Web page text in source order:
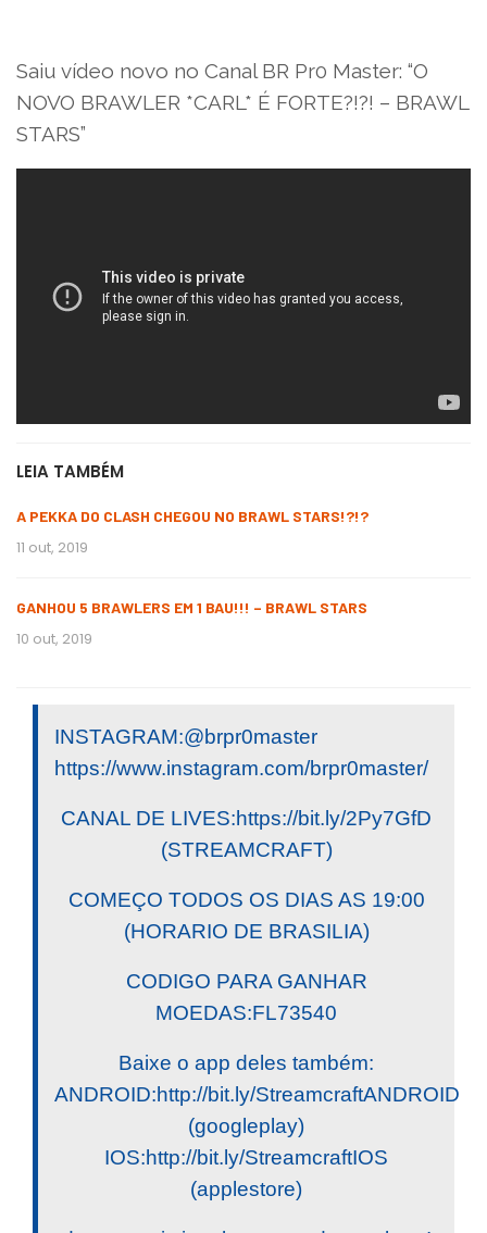
Saiu vídeo novo no Canal BR Pr0 Master: “O
NOVO BRAWLER *CARL* É FORTE?!?! – BRAWL
STARS”
LEIA TAMBÉM
A PEKKA DO CLASH CHEGOU NO BRAWL STARS!?!?
11 out, 2019
GANHOU 5 BRAWLERS EM 1 BAU!!! – BRAWL STARS
10 out, 2019
INSTAGRAM:@brpr0master
https://www.instagram.com/brpr0master/
CANAL DE LIVES:https://bit.ly/2Py7GfD
(STREAMCRAFT)
COMEÇO TODOS OS DIAS AS 19:00
(HORARIO DE BRASILIA)
CODIGO PARA GANHAR
MOEDAS:FL73540
Baixe o app deles também:
ANDROID:http://bit.ly/StreamcraftANDROID
(googleplay)
IOS:http://bit.ly/StreamcraftIOS
(applestore)